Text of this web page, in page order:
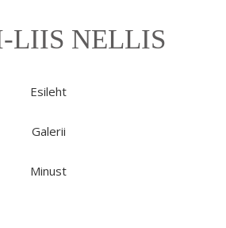
LIIS NELLIS
Esileht
Galerii
Minust